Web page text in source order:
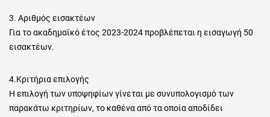
3. Αριθμός εισακτέων
Για το ακαδημαϊκό έτος 2023-2024 προβλέπεται η εισαγωγή 50
εισακτέων.
4.Κριτήρια επιλογής
Η επιλογή των υποψηφίων γίνεται με συνυπολογισμό των
παρακάτω κριτηρίων, το καθένα από τα οποία αποδίδει